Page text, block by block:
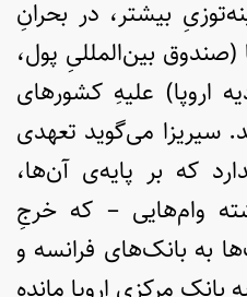
بیشتر، در بحرانِ
بین‌المللیِ پول،
اروپا) علیهِ کشورهای
سیریزا می‌گوید تعهدی
که بر پایه‌ی آن‌ها،
وام‌هایی – که خرجِ
به بانک‌های فرانسه و
مرکزیِ اروپا مانده